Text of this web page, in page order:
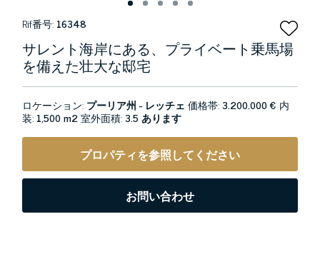
Rif番号: 16348
サレント海岸にある、プライベート乗馬場
を備えた壮大な邸宅
ロケーション: プーリア州 - レッチェ 価格帯:3.200.000 € 内
装: 1,500 m2室外面積:3.5 あります
プロパティを参照してください
お問い合わせ